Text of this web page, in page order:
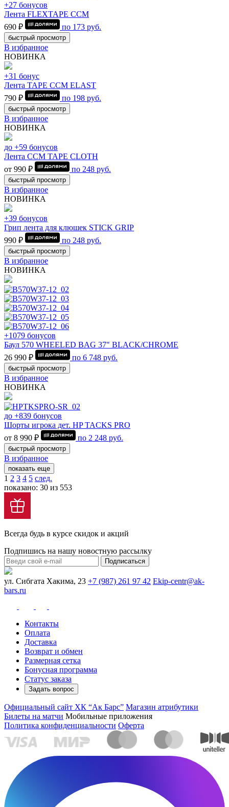
+27 бонусов
Лента FLEXTAPE CCM
690 ₽
по 173 руб.
быстрый просмотр
В избранное
НОВИНКА
+31 бонус
Лента TAPE CCM ELAST
790 ₽
по 198 руб.
быстрый просмотр
В избранное
НОВИНКА
до +59 бонусов
Лента CCM TAPE CLOTH
от 990 ₽
по 248 руб.
быстрый просмотр
В избранное
НОВИНКА
+39 бонусов
Грип лента для клюшек STICK GRIP
990 ₽
по 248 руб.
быстрый просмотр
В избранное
НОВИНКА
+1079 бонусов
Баул 570 WHEELED BAG 37" BLACK/CHROME
26 990 ₽
по 6 748 руб.
быстрый просмотр
В избранное
НОВИНКА
до +839 бонусов
Шорты игрока дет. HP TACKS PRO
от 8 990 ₽
по 2 248 руб.
быстрый просмотр
В избранное
показать еще
1 2 3 4 5 след.
показано: 30 из 553
Всегда будь в курсе скидок и акций
Подпишись на нашу новостную рассылку
Подписаться
ул. Сибгата Хакима, 23 +7 (987) 261 97 42 Ekip-centr@ak-
bars.ru
Контакты
Оплата
Доставка
Возврат и обмен
Размерная сетка
Бонусная программа
Статус заказа
Задать вопрос
Официальный сайт ХК “Ак Барс” Магазин атрибутики
Билеты на матчи Мобильные приложения
Политика конфиденциальности Оферта